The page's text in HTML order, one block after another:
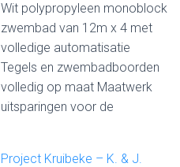
Wit polypropyleen monoblock
zwembad van 12m x 4 met
volledige automatisatie
Tegels en zwembadboorden
volledig op maat Maatwerk
uitsparingen voor de
Project Kruibeke – K. & J.